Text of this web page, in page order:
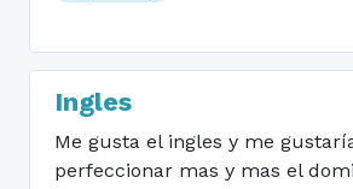
Ingles
Me gusta el ingles y me
perfeccionar mas y mas el